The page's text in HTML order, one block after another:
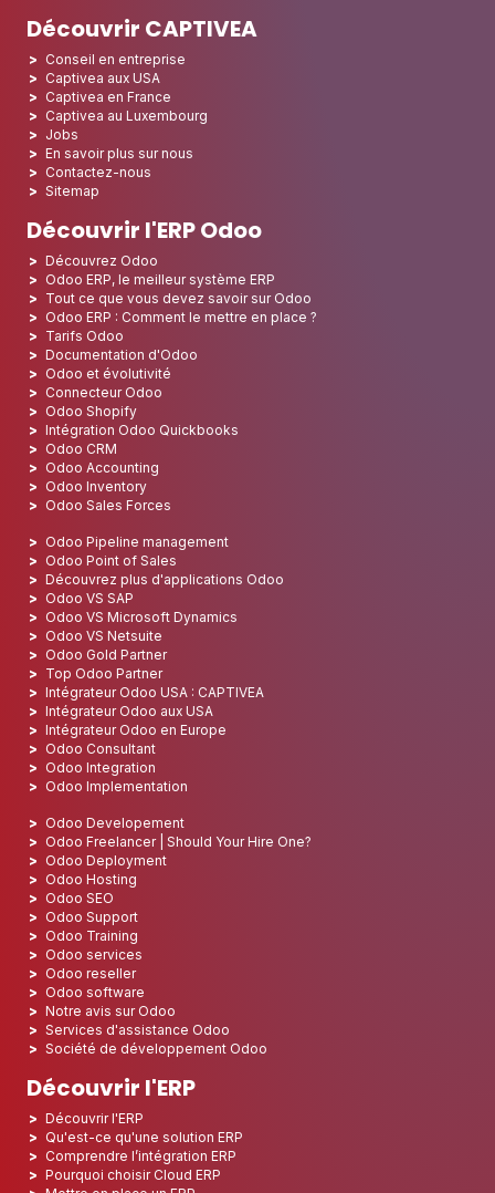
Découvrir CAPTIVEA
Conseil en entreprise
Captivea aux USA
Captivea en France
Captivea au Luxembourg
Jobs
En savoir plus sur nous
Contactez-nous
Sitemap
Découvrir l'ERP Odoo
Découvrez Odoo
Odoo ERP, le meilleur système ERP
Tout ce que vous devez savoir sur Odoo
Odoo ERP : Comment le mettre en place ?
Tarifs Odoo
Documentation d'Odoo
Odoo et évolutivité
Connecteur Odoo
Odoo Shopify
Intégration Odoo Quickbooks
Odoo CRM
Odoo Accounting
Odoo Inventory
Odoo Sales Forces
Odoo Pipeline management
Odoo Point of Sales
Découvrez plus d'applications Odoo
Odoo VS SAP
Odoo VS Microsoft Dynamics
Odoo VS Netsuite
Odoo Gold Partner
Top Odoo Partner
Intégrateur Odoo USA : CAPTIVEA
Intégrateur Odoo aux USA
Intégrateur Odoo en Europe
Odoo Consultant
Odoo Integration
Odoo Implementation
Odoo Developement
Odoo Freelancer | Should Your Hire One?
Odoo Deployment
Odoo Hosting
Odoo SEO
Odoo Support
Odoo Training
Odoo services
Odoo reseller
Odoo software
Notre avis sur Odoo
Services d'assistance Odoo
Société de développement Odoo
Découvrir l'ERP
Découvrir l'ERP
Qu'est-ce qu'une solution ERP
Comprendre l’intégration ERP
Pourquoi choisir Cloud ERP